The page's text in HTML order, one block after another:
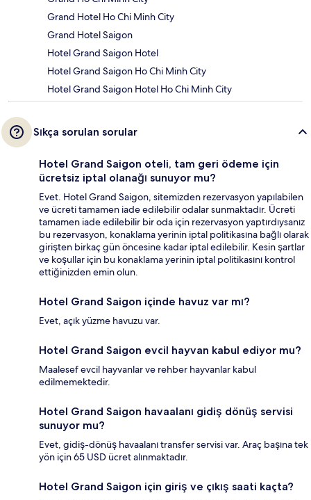
Grand Hotel Ho Chi Minh City
Grand Hotel Saigon
Hotel Grand Saigon Hotel
Hotel Grand Saigon Ho Chi Minh City
Hotel Grand Saigon Hotel Ho Chi Minh City
Sıkça sorulan sorular
Hotel Grand Saigon oteli, tam geri ödeme için
ücretsiz iptal olanağı sunuyor mu?
Evet. Hotel Grand Saigon, sitemizden rezervasyon yapılabilen
ve ücreti tamamen iade edilebilir odalar sunmaktadır. Ücreti
tamamen iade edilebilir bir oda için rezervasyon yaptırdıysanız
bu rezervasyon, konaklama yerinin iptal politikasına bağlı olarak
girişten birkaç gün öncesine kadar iptal edilebilir. Kesin şartlar
ve koşullar için bu konaklama yerinin iptal politikasını kontrol
ettiğinizden emin olun.
Hotel Grand Saigon içinde havuz var mı?
Evet, açık yüzme havuzu var.
Hotel Grand Saigon evcil hayvan kabul ediyor mu?
Maalesef evcil hayvanlar ve rehber hayvanlar kabul
edilmemektedir.
Hotel Grand Saigon havaalanı gidiş dönüş servisi
sunuyor mu?
Evet, gidiş-dönüş havaalanı transfer servisi var. Araç başına tek
yön için 65 USD ücret alınmaktadır.
Hotel Grand Saigon için giriş ve çıkış saati kaçta?